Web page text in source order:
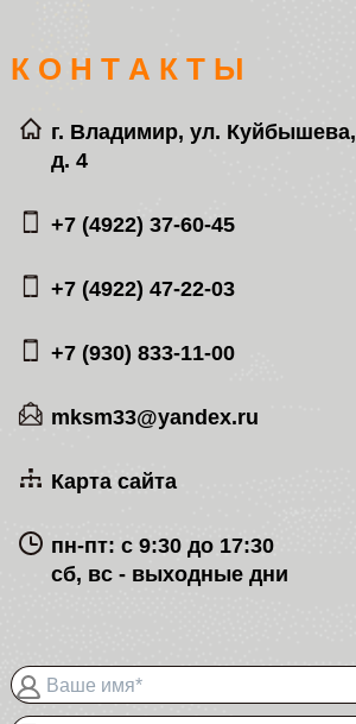
К О Н Т А К Т Ы
г. Владимир, ул. Куйбышева,
д. 4
+7 (4922) 37-60-45
+7 (4922) 47-22-03
+7 (930) 833-11-00
mksm33@yandex.ru
Карта сайта
пн-пт: с 9:30 до 17:30
сб, вс - выходные дни
Ваше имя*